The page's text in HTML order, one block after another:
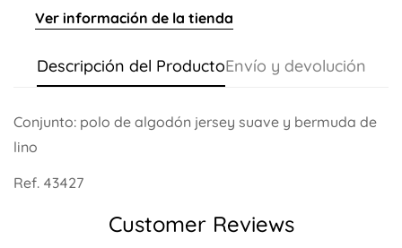
Ver información de la tienda
Descripción del ProductoEnvío y devolución
Conjunto: polo de algodón jersey suave y bermuda de
lino
Ref. 43427
Customer Reviews